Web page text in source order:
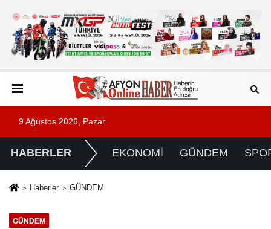
9 Ağustos 2026, Pazar
HABERLER EKONOMİ GÜNDEM
Haberler GÜNDEM
GÜNDEM